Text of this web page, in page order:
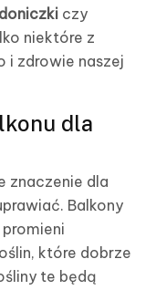
doniczki czy
niektóre z
i zdrowie naszej
dla
znaczenie dla
Balkony
które dobrze
te będą